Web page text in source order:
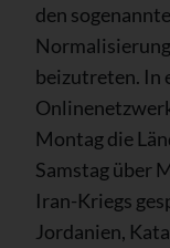
den
beizutreten. In
Montag die
Samstag über
Iran-Kriegs
Jordanien,